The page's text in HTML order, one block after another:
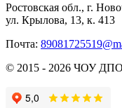
Ростовская обл., г.
ул. Крылова, 13, к. 413
Почта:
© 2015 - 2026 ЧОУ